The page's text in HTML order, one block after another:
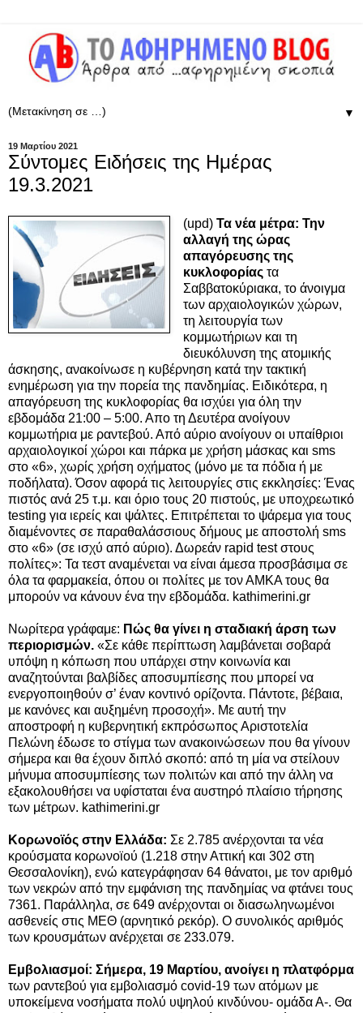
▼
19 Μαρτίου 2021
Σύντομες Ειδήσεις της Ημέρας
19.3.2021
(upd) Τα νέα μέτρα: Την
αλλαγή της ώρας
απαγόρευσης της
κυκλοφορίαςτα
Σαββατοκύριακα, το άνοιγμα
των αρχαιολογικών χώρων,
τη λειτουργία των
κομμωτήριων και τη
διευκόλυνση της ατομικής
άσκησης, ανακοίνωσε η κυβέρνηση κατά την τακτική
ενημέρωση για την πορεία της πανδημίας. Ειδικότερα, η
απαγόρευση της κυκλοφορίας θα ισχύει για όλη την
εβδομάδα 21:00 – 5:00. Απο τη Δευτέρα ανοίγουν
κομμωτήρια με ραντεβού. Από αύριο ανοίγουν οι υπαίθριοι
αρχαιολογικοί χώροι και πάρκα με χρήση μάσκας και sms
στο «6», χωρίς χρήση οχήματος (μόνο με τα πόδια ή με
ποδήλατα). Όσον αφορά τις λειτουργίες στις εκκλησίες: Ένας
πιστός ανά 25 τ.μ. και όριο τους 20 πιστούς, με υποχρεωτικό
testing για ιερείς και ψάλτες. Επιτρέπεται το ψάρεμα για τους
διαμένοντες σε παραθαλάσσιους δήμους με αποστολή sms
στο «6» (σε ισχύ από αύριο). Δωρεάν rapid test στους
πολίτες»: Τα τεστ αναμένεται να είναι άμεσα προσβάσιμα σε
όλα τα φαρμακεία, όπου οι πολίτες με τον ΑΜΚΑ τους θα
μπορούν να κάνουν ένα την εβδομάδα. kathimerini.gr
Νωρίτερα γράφαμε: Πώς θα γίνει η σταδιακή άρση των
περιορισμών. «Σε κάθε περίπτωση λαμβάνεται σοβαρά
υπόψη η κόπωση που υπάρχει στην κοινωνία και
αναζητούνται βαλβίδες αποσυμπίεσης που μπορεί να
ενεργοποιηθούν σ’ έναν κοντινό ορίζοντα. Πάντοτε, βέβαια,
με κανόνες και αυξημένη προσοχή». Με αυτή την
αποστροφή η κυβερνητική εκπρόσωπος Αριστοτελία
Πελώνη έδωσε το στίγμα των ανακοινώσεων που θα γίνουν
σήμερα και θα έχουν διπλό σκοπό: από τη μία να στείλουν
μήνυμα αποσυμπίεσης των πολιτών και από την άλλη να
εξακολουθήσει να υφίσταται ένα αυστηρό πλαίσιο τήρησης
των μέτρων. kathimerini.gr
Κορωνοϊός στην Ελλάδα: Σε 2.785 ανέρχονται τα νέα
κρούσματα κορωνοϊού (1.218 στην Αττική και 302 στη
Θεσσαλονίκη), ενώ κατεγράφησαν 64 θάνατοι, με τον αριθμό
των νεκρών από την εμφάνιση της πανδημίας να φτάνει τους
7361. Παράλληλα, σε 649 ανέρχονται οι διασωληνωμένοι
ασθενείς στις ΜΕΘ (αρνητικό ρεκόρ). Ο συνολικός αριθμός
των κρουσμάτων ανέρχεται σε 233.079.
Εμβολιασμοί: Σήμερα, 19 Μαρτίου, ανοίγει η πλατφόρμα
των ραντεβού για εμβολιασμό covid-19 των ατόμων με
υποκείμενα νοσήματα πολύ υψηλού κινδύνου- ομάδα Α-. Θα